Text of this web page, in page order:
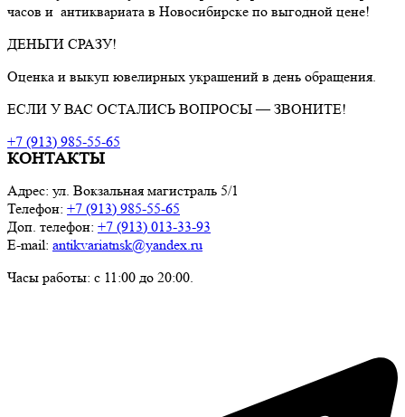
часов и антиквариата в Новосибирске по выгодной цене!
ДЕНЬГИ СРАЗУ!
Оценка и выкуп ювелирных украшений в день обращения.
ЕСЛИ У ВАС ОСТАЛИСЬ ВОПРОСЫ — ЗВОНИТЕ!
+7 (913) 985-55-65
КОНТАКТЫ
Адрес: ул. Вокзальная магистраль 5/1
Телефон: +7 (913) 985-55-65
Доп. телефон: +7 (913) 013-33-93
E-mail: antikvariatnsk@yandex.ru
Часы работы: с 11:00 до 20:00.